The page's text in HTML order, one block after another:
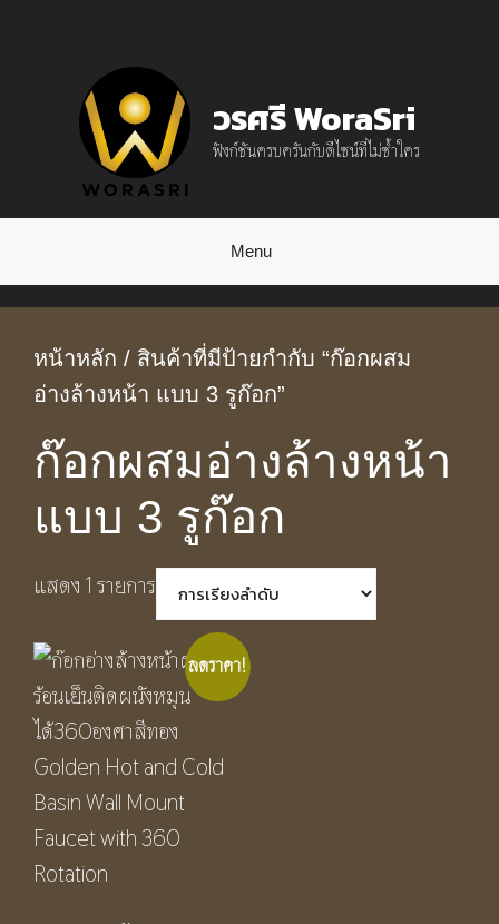
วรศรี WoraSri
ฟังก์ชันครบครันกับดีไซน์ที่ไม่ซ้ำใคร
Menu
หน้าหลัก / สินค้าที่มีป้ายกำกับ “ก๊อกผสม
อ่างล้างหน้า แบบ 3 รูก๊อก”
ก๊อกผสมอ่างล้างหน้า
แบบ 3 รูก๊อก
แสดง 1 รายการ
ลดราคา!